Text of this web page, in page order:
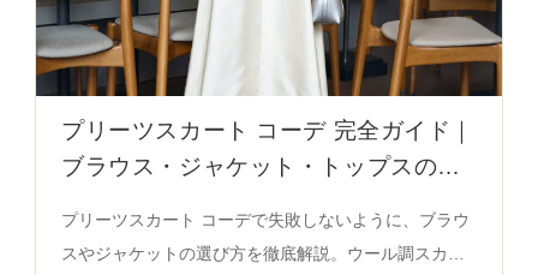
プリーツスカート コーデ 完全ガイド｜
ブラウス・ジャケット・トップスの選
プリーツスカート コーデで失敗しないように、ブラウ
スやジャケットの選び方を徹底解説。ウール調スカー